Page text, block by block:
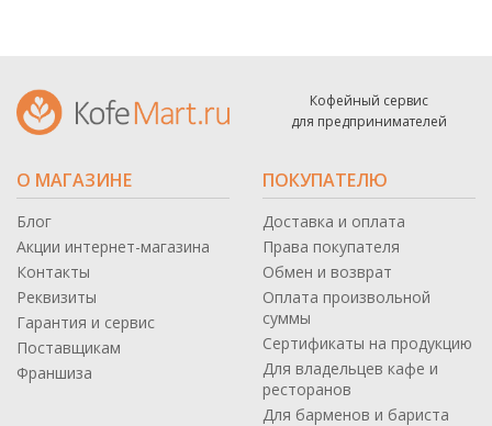
Кофейный сервис
для предпринимателей
О МАГАЗИНЕ
Блог
Акции интернет-магазина
Контакты
Реквизиты
Гарантия и сервис
Поставщикам
Франшиза
ПОКУПАТЕЛЮ
Доставка и оплата
Права покупателя
Обмен и возврат
Оплата произвольной
суммы
Сертификаты на продукцию
Для владельцев кафе и
ресторанов
Для барменов и бариста